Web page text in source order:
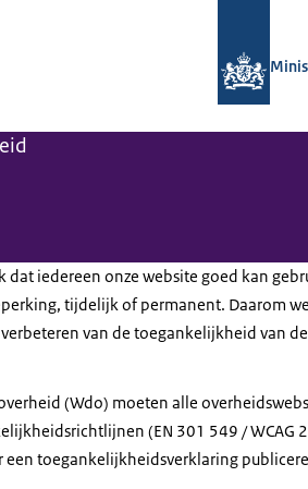
iedereen onze website goed kan
tijdelijk of permanent. Daarom
van de toegankelijkheid van
(Wdo) moeten alle
(EN 301 549 / WCAG
een toegankelijkheidsverklaring